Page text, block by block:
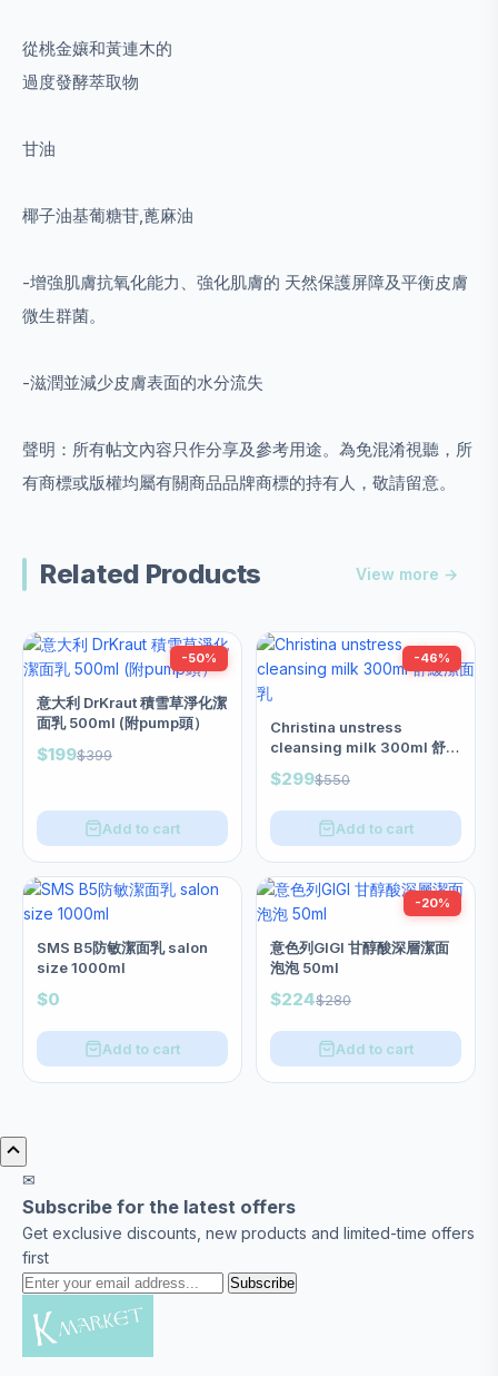
從桃金孃和黃連木的
過度發酵萃取物
甘油
椰子油基葡糖苷,蓖麻油
-增強肌膚抗氧化能力、強化肌膚的 天然保護屏障及平衡皮膚
微生群菌。
-滋潤並減少皮膚表面的水分流失
聲明：所有帖文內容只作分享及參考用途。為免混淆視聽，所
有商標或版權均屬有關商品品牌商標的持有人，敬請留意。
Related Products View more →
-50%
意大利 DrKraut 積雪草淨化潔
面乳 500ml (附pump頭）
$199$399
Add to cart
-46%
Christina unstress
cleansing milk 300ml 舒緩
$299$550
Add to cart
SMS B5防敏潔面乳 salon
size 1000ml
$0
Add to cart
-20%
意色列GIGI 甘醇酸深層潔面
泡泡 50ml
$224$280
Add to cart
✉
Subscribe for the latest offers
Get exclusive discounts, new products and limited-time offers
first
Subscribe